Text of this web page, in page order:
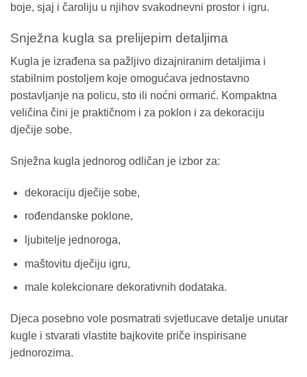
boje, sjaj i čaroliju u njihov svakodnevni prostor i igru.
Snježna kugla sa prelijepim detaljima
Kugla je izrađena sa pažljivo dizajniranim detaljima i
stabilnim postoljem koje omogućava jednostavno
postavljanje na policu, sto ili noćni ormarić. Kompaktna
veličina čini je praktičnom i za poklon i za dekoraciju
dječije sobe.
Snježna kugla jednorog odličan je izbor za:
dekoraciju dječije sobe,
rođendanske poklone,
ljubitelje jednoroga,
maštovitu dječiju igru,
male kolekcionare dekorativnih dodataka.
Djeca posebno vole posmatrati svjetlucave detalje unutar
kugle i stvarati vlastite bajkovite priče inspirisane
jednorozima.